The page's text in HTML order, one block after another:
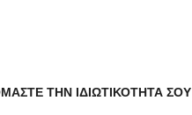
ΤΗΝ ΙΔΙΩΤΙΚΟΤΗΤΑ ΣΟΥ